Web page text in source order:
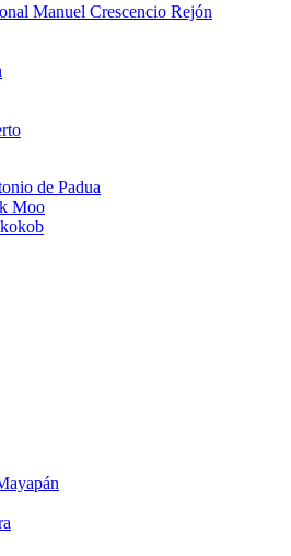
Manuel Crescencio Rejón
de Padua
Moo